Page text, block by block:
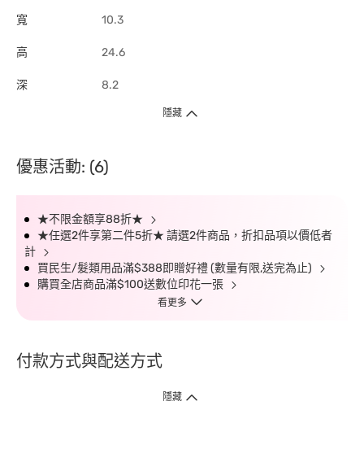
寬 10.3
高 24.6
深 8.2
隱藏
優惠活動: (6)
★不限金額享88折★
★任選2件享第二件5折★ 請選2件商品，折扣品項以價低者
計
買民生/髮類用品滿$388即贈好禮 (數量有限,送完為止)
購買全店商品滿$100送數位印花一張
看更多
付款方式與配送方式
隱藏